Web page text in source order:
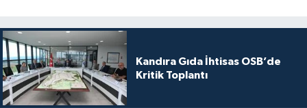
Kandıra Gıda İhtisas OSB’de
Kritik Toplantı